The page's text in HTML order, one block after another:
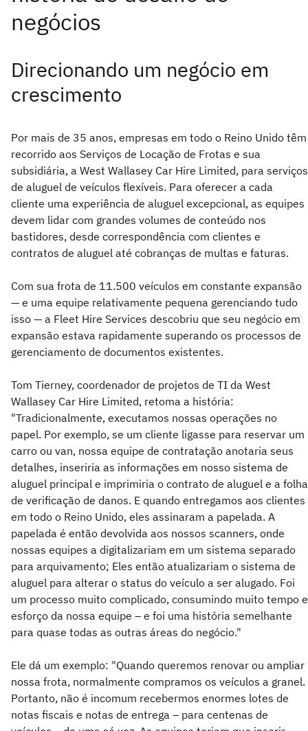
Direcionando um negócio em
crescimento
Por mais de 35 anos, empresas em todo o Reino Unido têm
recorrido aos Serviços de Locação de Frotas e sua
subsidiária, a West Wallasey Car Hire Limited, para serviços
de aluguel de veículos flexíveis. Para oferecer a cada
cliente uma experiência de aluguel excepcional, as equipes
devem lidar com grandes volumes de conteúdo nos
bastidores, desde correspondência com clientes e
contratos de aluguel até cobranças de multas e faturas.
Com sua frota de 11.500 veículos em constante expansão
— e uma equipe relativamente pequena gerenciando tudo
isso — a Fleet Hire Services descobriu que seu negócio em
expansão estava rapidamente superando os processos de
gerenciamento de documentos existentes.
Tom Tierney, coordenador de projetos de TI da West
Wallasey Car Hire Limited, retoma a história:
"Tradicionalmente, executamos nossas operações no
papel. Por exemplo, se um cliente ligasse para reservar um
carro ou van, nossa equipe de contratação anotaria seus
detalhes, inseriria as informações em nosso sistema de
aluguel principal e imprimiria o contrato de aluguel e a folha
de verificação de danos. E quando entregamos aos clientes
em todo o Reino Unido, eles assinaram a papelada. A
papelada é então devolvida aos nossos scanners, onde
nossas equipes a digitalizariam em um sistema separado
para arquivamento; Eles então atualizariam o sistema de
aluguel para alterar o status do veículo a ser alugado. Foi
um processo muito complicado, consumindo muito tempo e
esforço da nossa equipe – e foi uma história semelhante
para quase todas as outras áreas do negócio."
Ele dá um exemplo: "Quando queremos renovar ou ampliar
nossa frota, normalmente compramos os veículos a granel.
Portanto, não é incomum recebermos enormes lotes de
notas fiscais e notas de entrega – para centenas de